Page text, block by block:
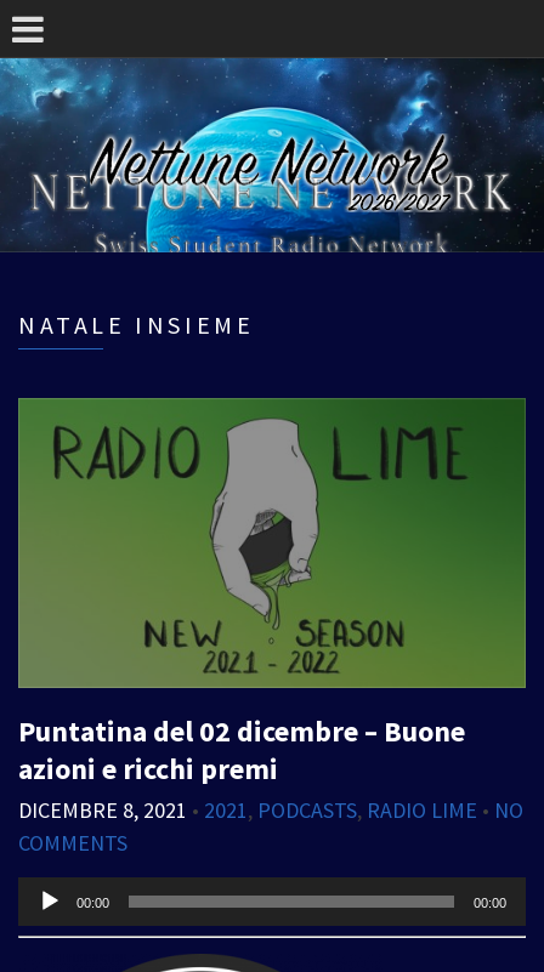
NATALE INSIEME
Puntatina del 02 dicembre – Buone
azioni e ricchi premi
DICEMBRE 8, 2021 • 2021, PODCASTS, RADIO LIME • NO
COMMENTS
Audio
Player
00:00 00:00